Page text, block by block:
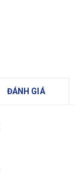
ĐÁNH GIÁ